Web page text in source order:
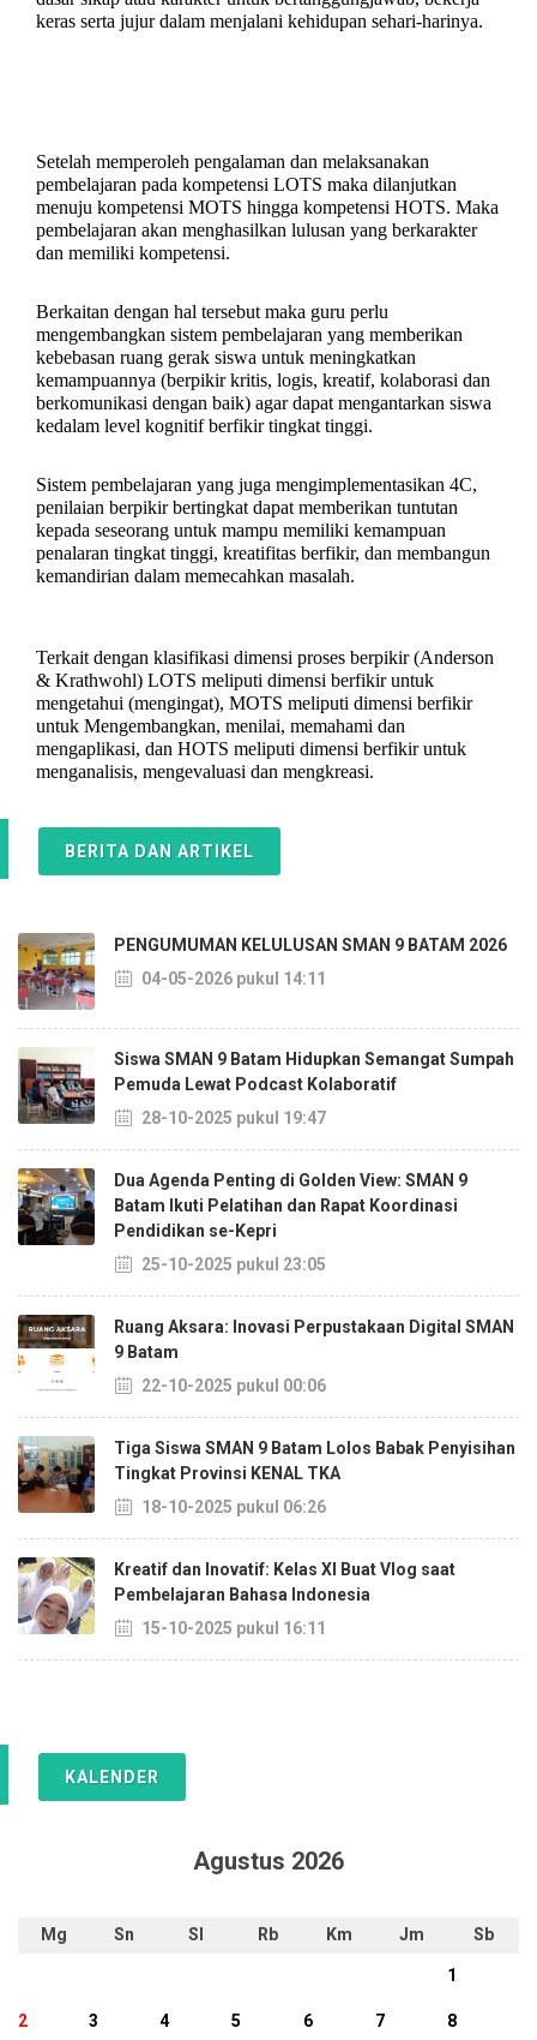
keras serta jujur dalam menjalani kehidupan sehari-harinya.
Setelah memperoleh pengalaman dan melaksanakan
pembelajaran pada kompetensi LOTS maka dilanjutkan
menuju kompetensi MOTS hingga kompetensi HOTS. Maka
pembelajaran akan menghasilkan lulusan yang berkarakter
dan memiliki kompetensi.
Berkaitan dengan hal tersebut maka guru perlu
mengembangkan sistem pembelajaran yang memberikan
kebebasan ruang gerak siswa untuk meningkatkan
kemampuannya (berpikir kritis, logis, kreatif, kolaborasi dan
berkomunikasi dengan baik) agar dapat mengantarkan siswa
kedalam level kognitif berfikir tingkat tinggi.
Sistem pembelajaran yang juga mengimplementasikan 4C,
penilaian berpikir bertingkat dapat memberikan tuntutan
kepada seseorang untuk mampu memiliki kemampuan
penalaran tingkat tinggi, kreatifitas berfikir, dan membangun
kemandirian dalam memecahkan masalah.
Terkait dengan klasifikasi dimensi proses berpikir (Anderson
& Krathwohl) LOTS meliputi dimensi berfikir untuk
mengetahui (mengingat), MOTS meliputi dimensi berfikir
untuk Mengembangkan, menilai, memahami dan
mengaplikasi, dan HOTS meliputi dimensi berfikir untuk
menganalisis, mengevaluasi dan mengkreasi.
BERITA DAN ARTIKEL
PENGUMUMAN KELULUSAN SMAN 9 BATAM 2026
04-05-2026 pukul 14:11
Siswa SMAN 9 Batam Hidupkan Semangat Sumpah
Pemuda Lewat Podcast Kolaboratif
28-10-2025 pukul 19:47
Dua Agenda Penting di Golden View: SMAN 9
Batam Ikuti Pelatihan dan Rapat Koordinasi
Pendidikan se-Kepri
25-10-2025 pukul 23:05
Ruang Aksara: Inovasi Perpustakaan Digital SMAN
9 Batam
22-10-2025 pukul 00:06
Tiga Siswa SMAN 9 Batam Lolos Babak Penyisihan
Tingkat Provinsi KENAL TKA
18-10-2025 pukul 06:26
Kreatif dan Inovatif: Kelas XI Buat Vlog saat
Pembelajaran Bahasa Indonesia
15-10-2025 pukul 16:11
KALENDER
Agustus 2026
Mg Sn Sl Rb Km Jm Sb
1
2 3 4 5 6 7 8